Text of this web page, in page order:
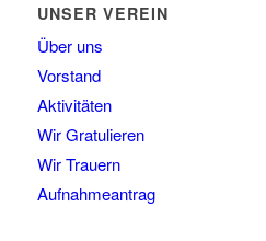
UNSER VEREIN
Über uns
Vorstand
Aktivitäten
Wir Gratulieren
Wir Trauern
Aufnahmeantrag